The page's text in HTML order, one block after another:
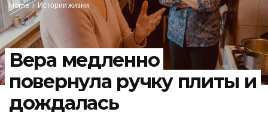
Home Истории жизни
Вера медленно
повернула ручку плиты и
дождалась